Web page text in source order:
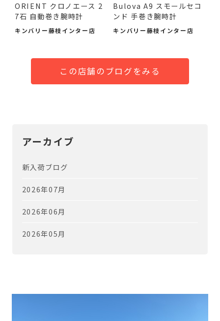
ORIENT クロノエース 2
7石 自動巻き腕時計
キンバリー藤枝インター店
Bulova A9 スモールセコ
ンド 手巻き腕時計
キンバリー藤枝インター店
この店舗のブログをみる
アーカイブ
新入荷ブログ
2026年07月
2026年06月
2026年05月